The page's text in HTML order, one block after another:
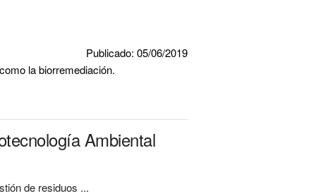
Publicado: 05/06/2019
la biorremediación.
Ambiental
de residuos ...